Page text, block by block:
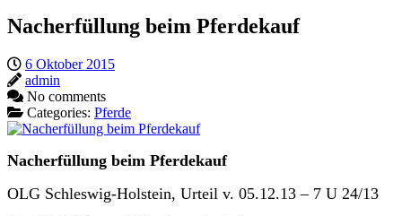
Nacherfüllung beim Pferdekauf
6 Oktober 2015
admin
No comments
Categories: Pferde
Nacherfüllung beim Pferdekauf
OLG Schleswig-Holstein, Urteil v. 05.12.13 – 7 U 24/13